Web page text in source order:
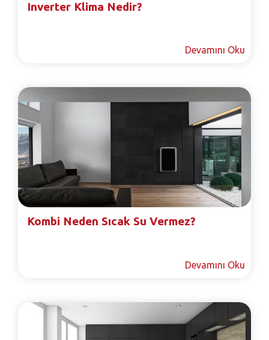
Inverter Klima Nedir?
Devamını Oku
Kombi Neden Sıcak Su Vermez?
Devamını Oku